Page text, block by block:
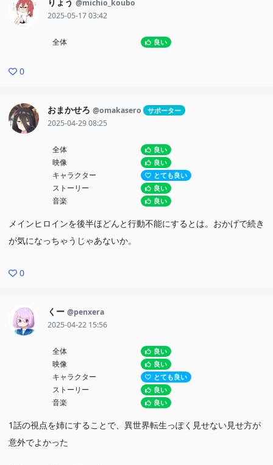
@michio_koubo
2025-05-17 03:42
全体 良い
0
おまかせろ @omakasero サポーター
2025-04-29 08:25
全体 良い
映像 良い
キャラクター とても良い
ストーリー 良い
音楽 良い
メインヒロインを後半ほどんと行動不能にするとは。おかげで続き
が気になっちゃうじゃあないか。
0
くー @penxera
2025-04-22 15:56
全体 良い
映像 良い
キャラクター とても良い
ストーリー 良い
音楽 良い
1話の視点を姉にすることで、異世界転生っぽく見せない見せ方が
意外でよかった